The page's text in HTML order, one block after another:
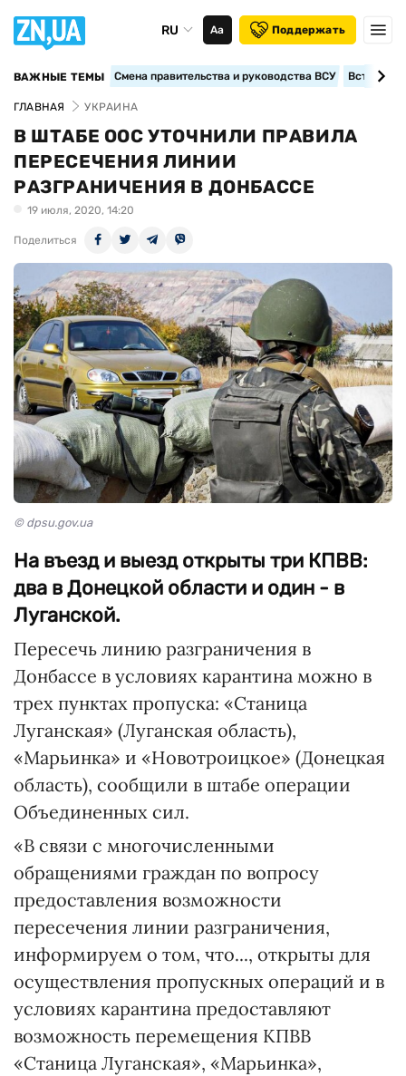
RU Аа Поддержать
ВАЖНЫЕ ТЕМЫ Смена правительства и руководства ВСУ
ГЛАВНАЯ УКРАИНА
В ШТАБЕ ООС УТОЧНИЛИ ПРАВИЛА
ПЕРЕСЕЧЕНИЯ ЛИНИИ
РАЗГРАНИЧЕНИЯ В ДОНБАССЕ
19 июля, 2020, 14:20
Поделиться
© dpsu.gov.ua
На въезд и выезд открыты три КПВВ:
два в Донецкой области и один - в
Луганской.
Пересечь линию разграничения в
Донбассе в условиях карантина можно в
трех пунктах пропуска: «Станица
Луганская» (Луганская область),
«Марьинка» и «Новотроицкое» (Донецкая
область), сообщили в штабе операции
Объединенных сил.
«В связи с многочисленными
обращениями граждан по вопросу
предоставления возможности
пересечения линии разграничения,
информируем о том, что..., открыты для
осуществления пропускных операций и в
условиях карантина предоставляют
возможность перемещения КПВВ
«Станица Луганская», «Марьинка»,